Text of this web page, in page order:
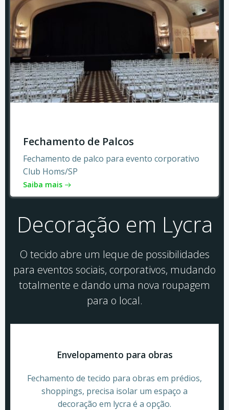
Fechamento de Palcos
Fechamento de palco para evento corporativo
Club Homs/SP
Saiba mais
Decoração em Lycra
O tecido abre um leque de possibilidades
para eventos sociais, corporativos, mudando
totalmente e dando uma nova roupagem
para o local.
Envelopamento para obras
Fechamento de tecido para obras em prédios,
shoppings, precisa isolar um espaço a
decoração em lycra é a opção.